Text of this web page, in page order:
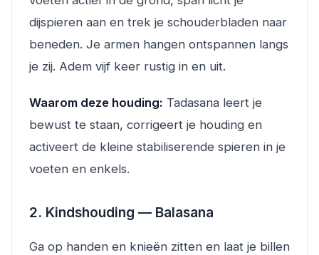
dijspieren aan en trek je schouderbladen naar
beneden. Je armen hangen ontspannen langs
je zij. Adem vijf keer rustig in en uit.
Waarom deze houding: Tadasana leert je
bewust te staan, corrigeert je houding en
activeert de kleine stabiliserende spieren in je
voeten en enkels.
2. Kindshouding — Balasana
Ga op handen en knieën zitten en laat je billen